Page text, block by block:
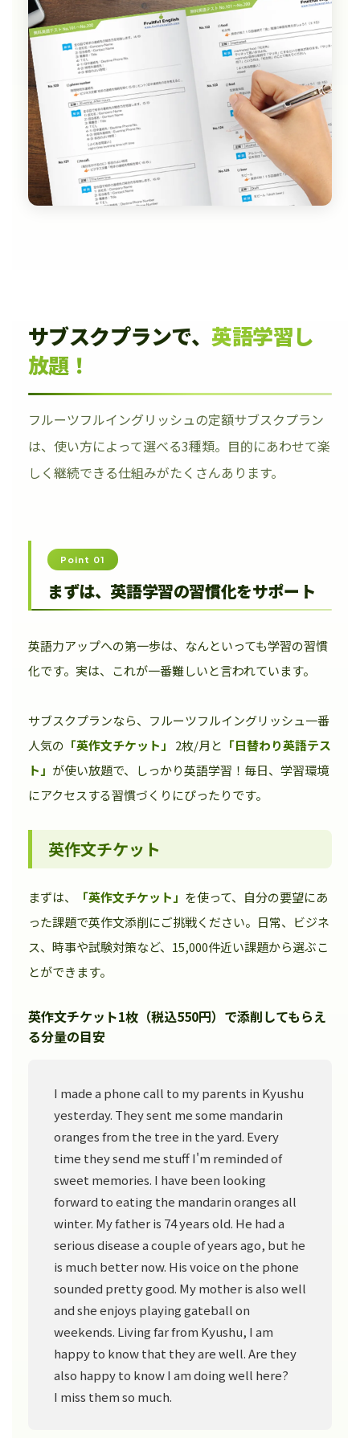
サブスクプランで、 英語学習し
放題！
フルーツフルイングリッシュの定額サブスクプラン
は、使い方によって選べる3種類。目的にあわせて楽
しく継続できる仕組みがたくさんあります。
Point 01
まずは、英語学習の習慣化をサポート
英語力アップへの第一歩は、なんといっても学習の習慣
化です。実は、これが一番難しいと言われています。
サブスクプランなら、フルーツフルイングリッシュ一番
人気の 「英作文チケット」 2枚/月と 「日替わり英語テス
ト」 が使い放題で、しっかり英語学習！毎日、学習環境
にアクセスする習慣づくりにぴったりです。
英作文チケット
まずは、 「英作文チケット」 を使って、自分の要望にあ
った課題で英作文添削にご挑戦ください。日常、ビジネ
ス、時事や試験対策など、15,000件近い課題から選ぶこ
とができます。
英作文チケット1枚（税込550円）で添削してもらえ
る分量の目安
I made a phone call to my parents in Kyushu
yesterday. They sent me some mandarin
oranges from the tree in the yard. Every
time they send me stuff I'm reminded of
sweet memories. I have been looking
forward to eating the mandarin oranges all
winter. My father is 74 years old. He had a
serious disease a couple of years ago, but he
is much better now. His voice on the phone
sounded pretty good. My mother is also well
and she enjoys playing gateball on
weekends. Living far from Kyushu, I am
happy to know that they are well. Are they
also happy to know I am doing well here?
I miss them so much.